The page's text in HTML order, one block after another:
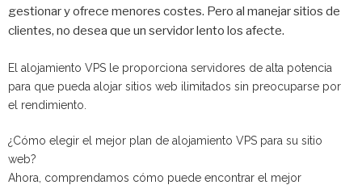
gestionar y ofrece menores costes. Pero al manejar sitios de
clientes, no desea que un servidor lento los afecte.
El alojamiento VPS le proporciona servidores de alta potencia
para que pueda alojar sitios web ilimitados sin preocuparse por
el rendimiento.
¿Cómo elegir el mejor plan de alojamiento VPS para su sitio
web?
Ahora, comprendamos cómo puede encontrar el mejor